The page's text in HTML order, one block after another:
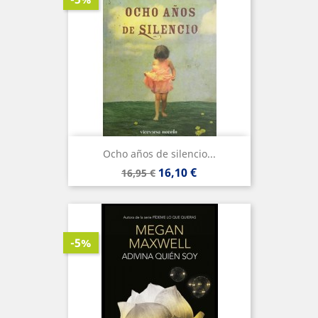
Ocho años de silencio...
Precio
base
16,95 € Precio
16,10 €
-5%